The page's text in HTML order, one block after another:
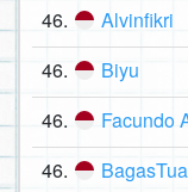
46. Alvinfikri
46. Biyu
46. Facundo
46.